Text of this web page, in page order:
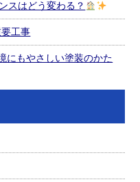
スはどう変わる？
工事
にもやさしい塗装のかた